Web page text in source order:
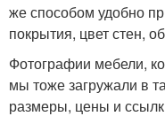
же способом удобно
покрытия, цвет стен,
Фотографии мебели,
мы тоже загружали в
размеры, цены и